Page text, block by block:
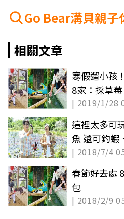
Go Bear溝貝親子
相關文章
寒假遛小孩
8家：採草
| 2019/1/28
這裡太多可
魚 還可釣蝦
子、滑草
| 2018/7/4
春節好去處 8家「主題農牧場」懶人
包
| 2018/2/9